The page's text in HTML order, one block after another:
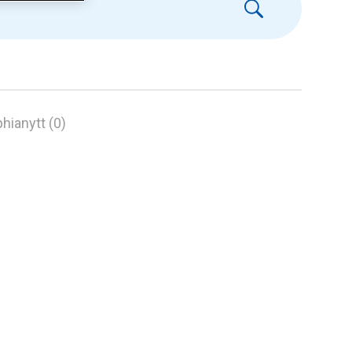
(0)